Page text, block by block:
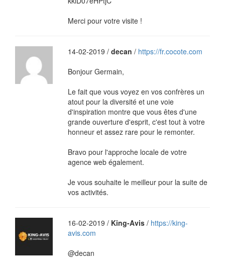
Merci pour votre visite !
14-02-2019 / decan / https://fr.cocote.com
Bonjour Germain,
Le fait que vous voyez en vos confrères un
atout pour la diversité et une voie
d'inspiration montre que vous êtes d'une
grande ouverture d'esprit, c'est tout à votre
honneur et assez rare pour le remonter.
Bravo pour l'approche locale de votre
agence web également.
Je vous souhaite le meilleur pour la suite de
vos activités.
16-02-2019 / King-Avis/ https://king-
avis.com
@decan